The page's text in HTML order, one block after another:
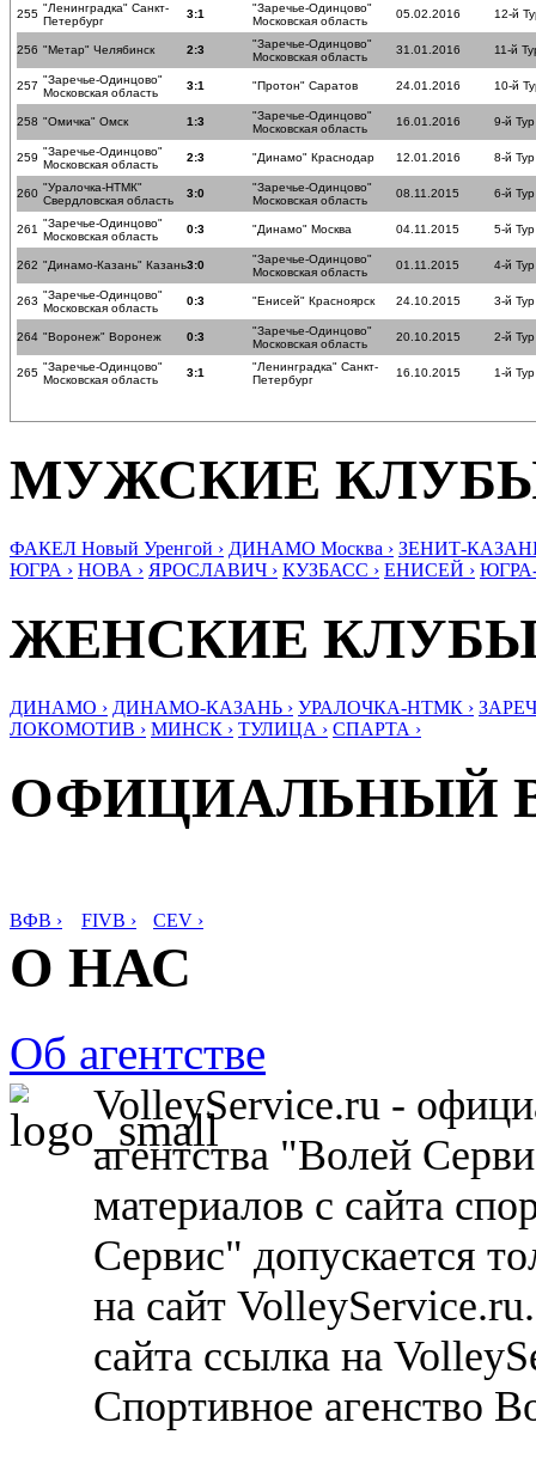
255 "Ленинградка" Санкт-
Петербург
3:1
"Заречье-Одинцово"
Московская область
05.02.2016 12-й
256 "Метар" Челябинск 2:3
"Заречье-Одинцово"
Московская область
31.01.2016 11-й
257 "Заречье-Одинцово"
Московская область
3:1 "Протон" Саратов 24.01.2016 10-й
258 "Омичка" Омск 1:3
"Заречье-Одинцово"
Московская область
16.01.2016 9-й Тур
259 "Заречье-Одинцово"
Московская область
2:3 "Динамо" Краснодар 12.01.2016 8-й Тур
260 "Уралочка-НТМК"
Свердловская область
3:0
"Заречье-Одинцово"
Московская область
08.11.2015 6-й Тур
261 "Заречье-Одинцово"
Московская область
0:3 "Динамо" Москва 04.11.2015 5-й Тур
262 "Динамо-Казань" Казань3:0
"Заречье-Одинцово"
Московская область
01.11.2015 4-й Тур
263 "Заречье-Одинцово"
Московская область
0:3 "Енисей" Красноярск 24.10.2015 3-й Тур
264 "Воронеж" Воронеж 0:3
"Заречье-Одинцово"
Московская область
20.10.2015 2-й Тур
265 "Заречье-Одинцово"
Московская область
3:1
"Ленинградка" Санкт-
Петербург
16.10.2015 1-й Тур
МУЖСКИЕ
ФАКЕЛ Новый Уренгой › ДИНАМО Москва › ЗЕНИТ-
ЮГРА › НОВА › ЯРОСЛАВИЧ › КУЗБАСС › ЕНИСЕЙ ›
ЖЕНСКИЕ
ДИНАМО › ДИНАМО-КАЗАНЬ › УРАЛОЧКА-НТМК ›
ЛОКОМОТИВ › МИНСК › ТУЛИЦА › СПАРТА ›
ОФИЦИАЛЬНЫЙ
ВФВ › FIVB › CEV ›
О НАС
Об агентстве
VolleyService.ru -
агентства "Волей
материалов с сайта
Сервис" допускается
на сайт
сайта ссылка на
Спортивное агенство